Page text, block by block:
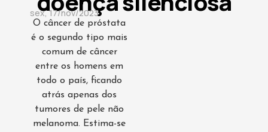
sex, 17/nov/2023
O câncer de próstata
é o segundo tipo mais
comum de câncer
entre os homens em
todo o país, ficando
atrás apenas dos
tumores de pele não
melanoma. Estima-se